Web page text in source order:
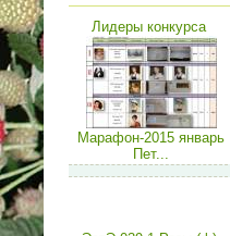
Лидеры конкурса
Марафон-2015 январь
Пет...